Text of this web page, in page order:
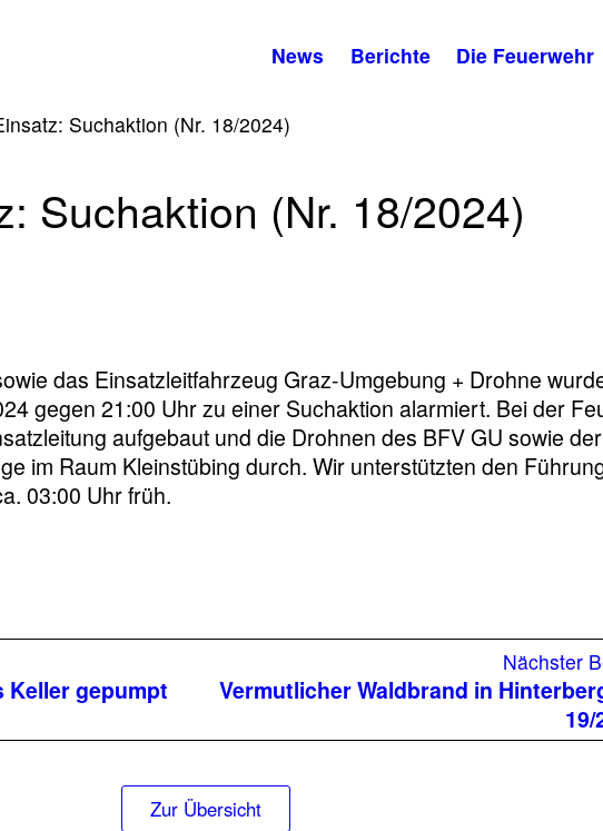
News Berichte Die Feuerwehr
Suchaktion (Nr. 18/2024)
Suchaktion (Nr. 18/2024)
das Einsatzleitfahrzeug Graz-Umgebung + Drohne
gegen 21:00 Uhr zu einer Suchaktion alarmiert. Bei der
aufgebaut und die Drohnen des BFV GU sowie
im Raum Kleinstübing durch. Wir unterstützten den
03:00 Uhr früh.
Keller gepumpt
Nächster
Vermutlicher Waldbrand in
19/
Zur Übersicht